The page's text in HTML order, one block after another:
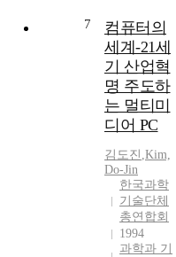
7
컴퓨터의
세계-21세
기 산업혁
명 주도하
는 멀티미
디어 PC
김도진 ,Kim,
Do-Jin
한국과학
기술단체
총연합회
1994
과학과 기